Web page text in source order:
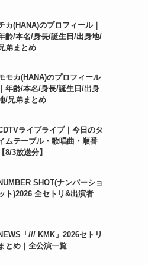
カ(HANA)のプロフィール｜
齢/本名/身長/誕生日/出身地/
弟まとめ
モカ(HANA)のプロフィール
｜年齢/本名/身長/誕生日/出身
/兄弟まとめ
ライブライブ｜今日のタ
ムテーブル・歌唱曲・順番
【8/3放送分】
SHOT(ナンバーショ
ト)2026 全セトリ&出演者
「/// KMK」2026セトリ
とめ｜全公演一覧